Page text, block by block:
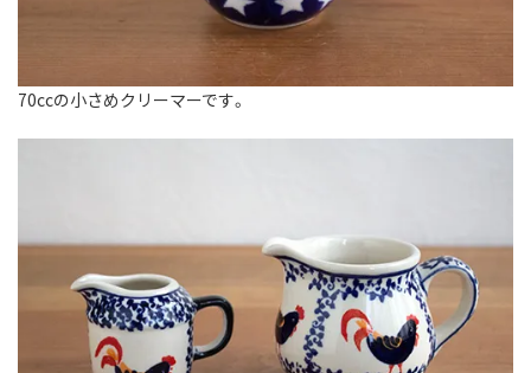
70ccの小さめクリーマーです。